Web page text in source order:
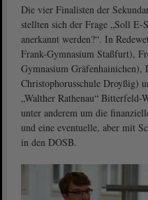
Die vier Finalisten der
stellten sich der Frage „Soll E-
anerkannt werden?“. In
Frank-Gymnasium Staßfurt),
Gymnasium Gräfenhainichen),
Christophorusschule Droyßig)
„Walther Rathenau“ Bitterfeld-
unter anderem um die
und eine eventuelle, aber mit
in den DOSB.